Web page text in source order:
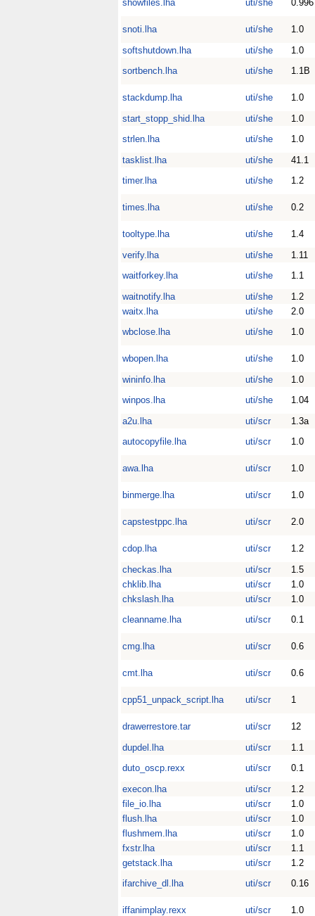
showfiles.lha uti/she 0.996
snoti.lha uti/she
1.0
softshutdown.lha
uti/she
1.0
sortbench.lha
uti/she 1.1B
stackdump.lha uti/she
1.0
start_stopp_shid.lha
uti/she
1.0
strlen.lha
uti/she
1.0
tasklist.lha
uti/she
41.1
timer.lha
uti/she 1.2
times.lha uti/she 0.2
tooltype.lha uti/she
1.4
verify.lha
uti/she
1.11
waitforkey.lha
uti/she
1.1
waitnotify.lha
uti/she
1.2
waitx.lha
uti/she
2.0
wbclose.lha
uti/she 1.0
wbopen.lha uti/she
1.0
wininfo.lha
uti/she
1.0
winpos.lha
uti/she
1.04
a2u.lha
uti/scr
1.3a
autocopyfile.lha
uti/scr 1.0
awa.lha uti/scr 1.0
binmerge.lha uti/scr 1.0
capstestppc.lha uti/scr 2.0
cdop.lha uti/scr
1.2
checkas.lha
uti/scr
1.5
chklib.lha
uti/scr
1.0
chkslash.lha
uti/scr
1.0
cleanname.lha
uti/scr 0.1
cmg.lha uti/scr 0.6
cmt.lha uti/scr 0.6
cpp51_unpack_script.lha uti/scr 1
drawerrestore.tar uti/scr
12
dupdel.lha
uti/scr
1.1
duto_oscp.rexx
uti/scr
0.1
execon.lha
uti/scr
1.2
file_io.lha
uti/scr
1.0
flush.lha
uti/scr
1.0
flushmem.lha
uti/scr
1.0
fxstr.lha
uti/scr
1.1
getstack.lha
uti/scr
1.2
ifarchive_dl.lha
uti/scr 0.16
iffanimplay.rexx uti/scr 1.0